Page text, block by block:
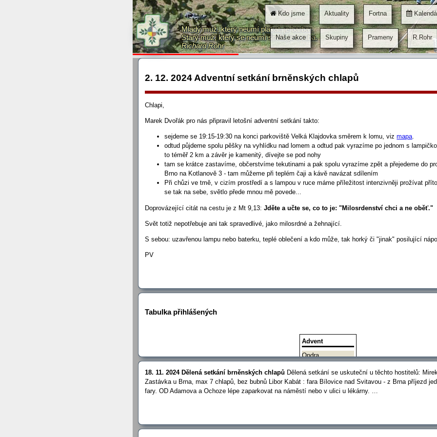
Fortna
Aktuality
Kdo jsme
R.Rohr
Prameny
Skupiny
Naše akce
Mladý muž, který neumí plakat, je barbar.
Starý muž, který se neumí smát, je trouba.
Richard Rohr
16. 12. 2024 Dělená setkání brněnských chlapůNa naše dělená setkání jsou připraveni tito
2 , Kníničky. Pěší příchozí, kterých bude mezi opravdovými chlapy určitě většina, půjdou z Bystrce
Kuřim. Po příchodu do Kníniček je třeba jít po hlavní silnici stále rovně, až k první pravotočivé
č. 2) je na její vnější straně. Motoristé zahnou uprostřed Kníniček před kapličkou vlevo a potom vždy
doprava. Tím se dostanete do …
2. 12. 2024 Adventní setkání brněnských chlapů
Chlapi,
Marek Dvořák pro nás připravil letošní adventní setkání takto:
sejdeme se 19:15-19:30 na konci parkoviště Velká Klajdovka směrem k lomu, vizmapa.
odtud půjdeme spolu pěšky na vyhlídku nad lomem a odtud pak vyrazíme po jednom s
to téměř 2 km a závěr je kamenitý, dívejte se pod nohy
tam se krátce zastavíme, občerstvíme tekutinami a pak spolu vyrazíme zpět a přejedeme do
Brno na Kotlanově 3 - tam můžeme při teplém čaji a kávě navázat sdílením
Při chůzi ve tmě, v cizím prostředí a s lampou v ruce máme příležitost intenzivněji prožívat
se tak na sebe, světlo přede mnou mě povede...
Doprovázející citát na cestu je z Mt 9,13:Jděte a učte se, co to je: "Milosrdenství chci a ne oběť."
Svět totiž nepotřebuje ani tak spravedlivé, jako milosrdné a žehnající.
S sebou: uzavřenou lampu nebo baterku, teplé oblečení a kdo může, tak horký či "jinak" posilující
PV
Tabulka přihlášených
Advent
Ondra
Tom
Petr
Dušan
18. 11. 2024 Dělená setkání brněnských chlapů Dělená setkání se uskuteční u těchto hostitelů:
Zastávka u Brna, max 7 chlapů, bez bubnů Libor Kabát : fara Bílovice nad Svitavou - z Brna příjezd
fary. OD Adamova a Ochoze lépe zaparkovat na náměstí nebo v ulici u lékárny. …